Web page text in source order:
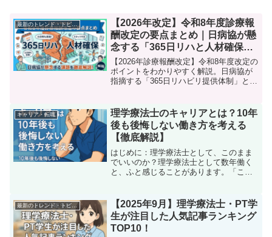
最新のトレンド・トピック
【2026年改定】令和8年度診療報
酬改定の要点まとめ｜日病協が懸
念する「365日リハと人材確保」
の壁
【2026年診療報酬改定】令和8年度改定の
ポイントをわかりやすく解説。日病協が
指摘する「365日リハビリ提供体制」と
ます。
キャリア・転職
理学療法士のキャリアとは？10年
後も後悔しない働き方を考える
【徹底解説】
はじめに：理学療法士として、このまま
でいいのか？理学療法士として数年働く
と、ふと感じることがあります。「この
るけど、どうすればいいんだろう？」
「先輩たちを見て、自分の将...
最新のトレンド・トピック
【2025年9月】理学療法士・PT学
生が注目した人気記事ランキング
TOP10！